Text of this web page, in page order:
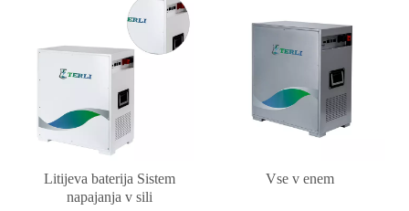
Litijeva baterija Sistem
napajanja v sili
Vse v enem